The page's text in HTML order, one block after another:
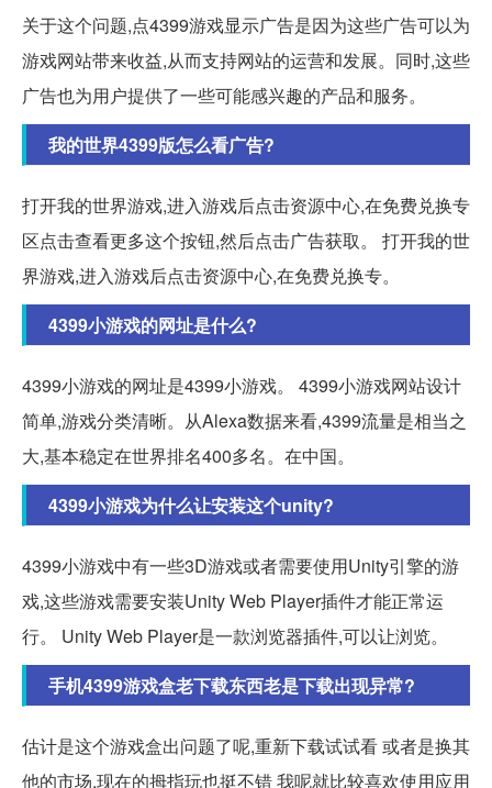
关于这个问题,点4399游戏显示广告是因为这些广告可以为
游戏网站带来收益,从而支持网站的运营和发展。同时,这些
广告也为用户提供了一些可能感兴趣的产品和服务。
我的世界4399版怎么看广告?
打开我的世界游戏,进入游戏后点击资源中心,在免费兑换专
区点击查看更多这个按钮,然后点击广告获取。 打开我的世
界游戏,进入游戏后点击资源中心,在免费兑换专。
4399小游戏的网址是什么?
4399小游戏的网址是4399小游戏。 4399小游戏网站设计
简单,游戏分类清晰。从Alexa数据来看,4399流量是相当之
大,基本稳定在世界排名400多名。在中国。
4399小游戏为什么让安装这个unity?
4399小游戏中有一些3D游戏或者需要使用Unity引擎的游
戏,这些游戏需要安装Unity Web Player插件才能正常运
行。 Unity Web Player是一款浏览器插件,可以让浏览。
手机4399游戏盒老下载东西老是下载出现异常?
估计是这个游戏盒出问题了呢,重新下载试试看 或者是换其
他的市场,现在的拇指玩也挺不错 我呢就比较喜欢使用应用